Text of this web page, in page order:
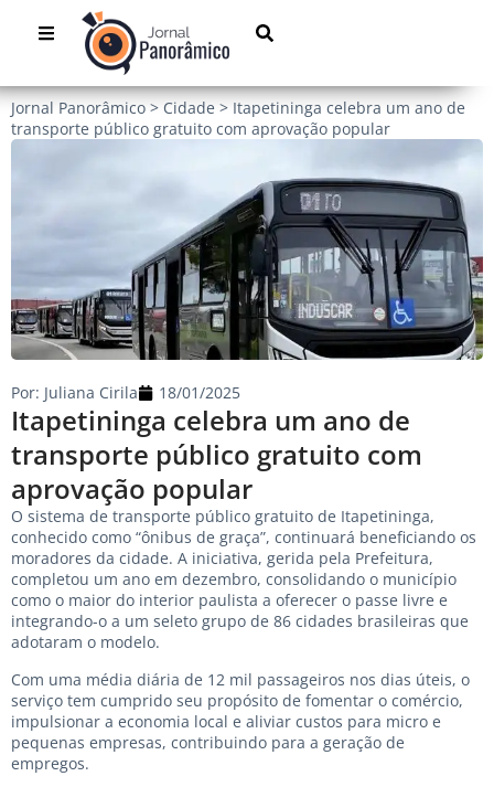
Jornal Panorâmico > Cidade > Itapetininga celebra um ano de
transporte público gratuito com aprovação popular
Itapetininga celebra um ano de
transporte público gratuito com
aprovação popular
Por: Juliana Cirila 18/01/2025
O sistema de transporte público gratuito de Itapetininga,
conhecido como “ônibus de graça”, continuará beneficiando os
moradores da cidade. A iniciativa, gerida pela Prefeitura,
completou um ano em dezembro, consolidando o município
como o maior do interior paulista a oferecer o passe livre e
integrando-o a um seleto grupo de 86 cidades brasileiras que
adotaram o modelo.
Com uma média diária de 12 mil passageiros nos dias úteis, o
serviço tem cumprido seu propósito de fomentar o comércio,
impulsionar a economia local e aliviar custos para micro e
pequenas empresas, contribuindo para a geração de
empregos.